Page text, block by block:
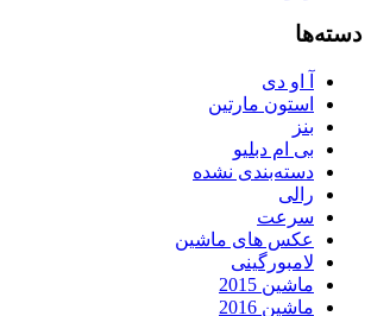
دسته‌ها
آ او دی
استون مارتین
بنز
بی ام دبلیو
دسته‌بندی نشده
رالی
سرعت
عکس های ماشین
لامبورگینی
ماشین 2015
ماشین 2016